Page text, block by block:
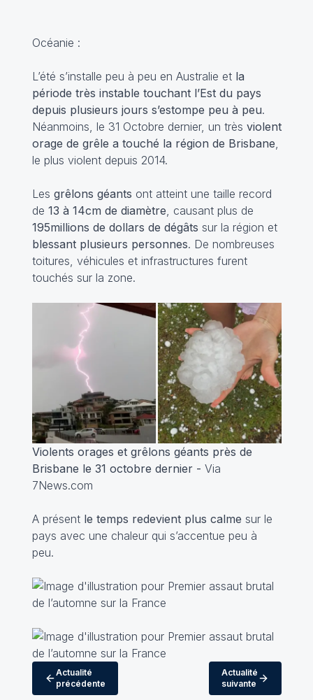
Océanie :
L’été s’installe peu à peu en Australie et la
période très instable touchant l’Est du pays
depuis plusieurs jours s’estompe peu à peu.
Néanmoins, le 31 Octobre dernier, un très violent
orage de grêle a touché la région de Brisbane
le plus violent depuis 2014.
Les grêlons géants ont atteint une taille record
de 13 à 14cm de diamètre , causant plus de
195millions de dollars de dégâts sur la région et
blessant plusieurs personnes. De nombreuses
toitures, véhicules et infrastructures furent
touchés sur la zone.
Violents orages et grêlons géants près de
Brisbane le 31 octobre dernier - Via
7News.com
A présent le temps redevient plus calme sur le
pays avec une chaleur qui s’accentue peu à
peu.
Actualité
précédente
Actualité
suivante